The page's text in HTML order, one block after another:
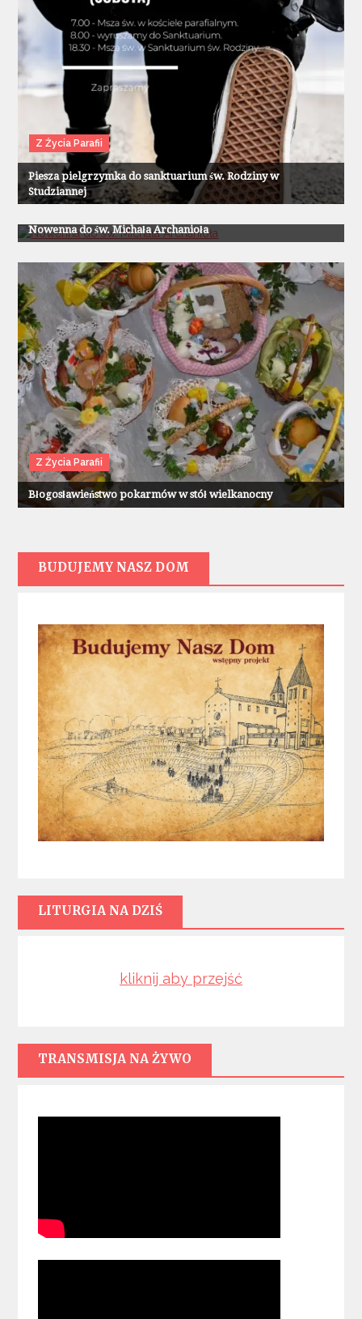
Z Życia Parafii
Piesza pielgrzymka do sanktuarium św. Rodziny w
Studziannej
Z Życia Parafii
Nowenna do św. Michała Archanioła
Z Życia Parafii
Błogosławieństwo pokarmów w stół wielkanocny
BUDUJEMY NASZ DOM
LITURGIA NA DZIŚ
kliknij aby przejść
TRANSMISJA NA ŻYWO